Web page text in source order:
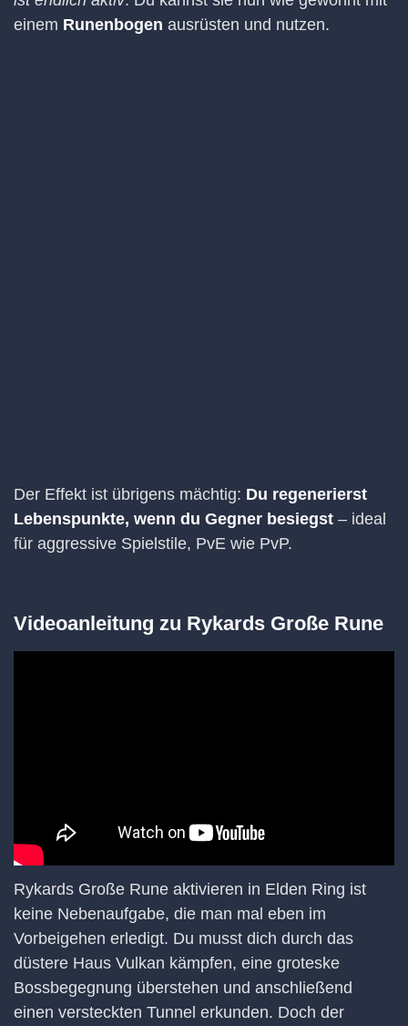
einem Runenbogen ausrüsten und nutzen.
Der Effekt ist übrigens mächtig: Du regenerierst
Lebenspunkte, wenn du Gegner besiegst – ideal
für aggressive Spielstile, PvE wie PvP.
Videoanleitung zu Rykards Große Rune
Rykards Große Rune aktivieren in Elden Ring ist
keine Nebenaufgabe, die man mal eben im
Vorbeigehen erledigt. Du musst dich durch das
düstere Haus Vulkan kämpfen, eine groteske
Bossbegegnung überstehen und anschließend
einen versteckten Tunnel erkunden. Doch der